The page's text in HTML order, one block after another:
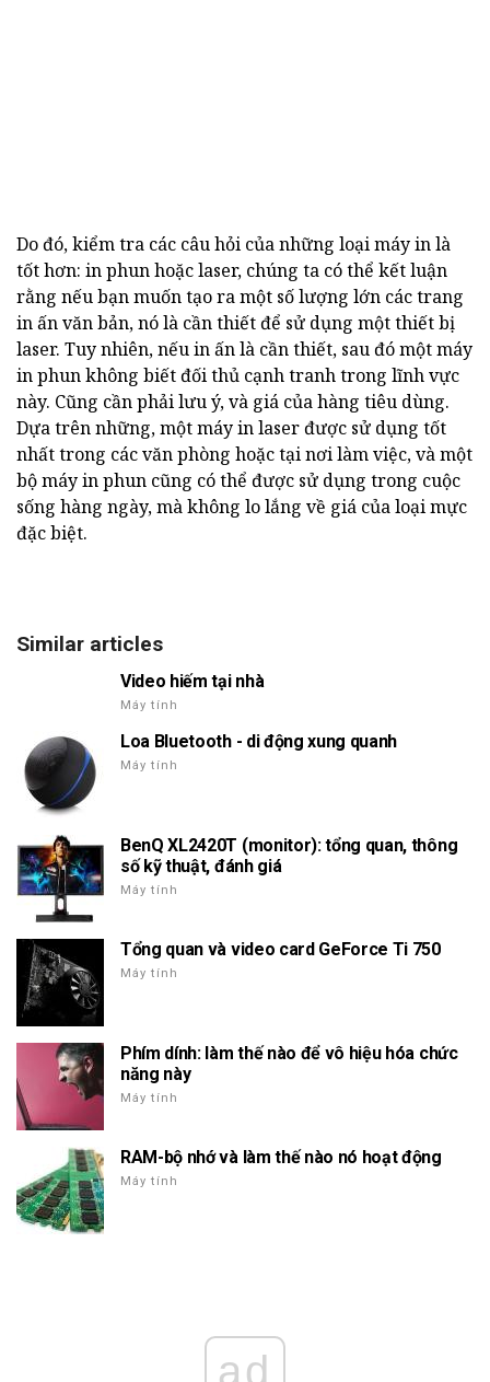
Do đó, kiểm tra các câu hỏi của những loại máy in là
tốt hơn: in phun hoặc laser, chúng ta có thể kết luận
rằng nếu bạn muốn tạo ra một số lượng lớn các trang
in ấn văn bản, nó là cần thiết để sử dụng một thiết bị
laser. Tuy nhiên, nếu in ấn là cần thiết, sau đó một máy
in phun không biết đối thủ cạnh tranh trong lĩnh vực
này. Cũng cần phải lưu ý, và giá của hàng tiêu dùng.
Dựa trên những, một máy in laser được sử dụng tốt
nhất trong các văn phòng hoặc tại nơi làm việc, và một
bộ máy in phun cũng có thể được sử dụng trong cuộc
sống hàng ngày, mà không lo lắng về giá của loại mực
đặc biệt.
Similar articles
Video hiếm tại nhà
Máy tính
Loa Bluetooth - di động xung quanh
Máy tính
BenQ XL2420T (monitor): tổng quan, thông
số kỹ thuật, đánh giá
Máy tính
Tổng quan và video card GeForce Ti 750
Máy tính
Phím dính: làm thế nào để vô hiệu hóa chức
năng này
Máy tính
RAM-bộ nhớ và làm thế nào nó hoạt động
Máy tính
ad